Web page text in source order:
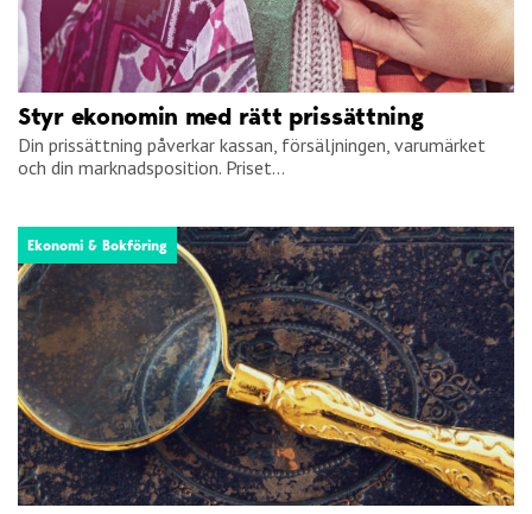
Styr ekonomin med rätt prissättning
Din prissättning påverkar kassan, försäljningen, varumärket
och din marknadsposition. Priset...
Ekonomi & Bokföring